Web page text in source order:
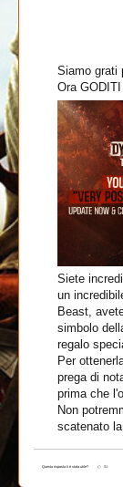
Siamo grati
Ora
Siete
un
Beast,
simbolo
regalo
Per
prega di
prima che
Non
scatenato
Questa risposta ti è stata utile? Sì